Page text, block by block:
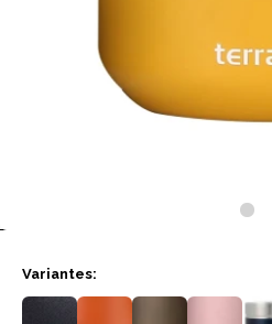
Variantes: